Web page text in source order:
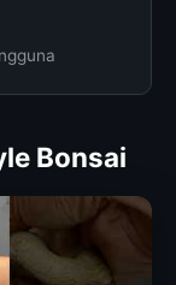
Bonsai